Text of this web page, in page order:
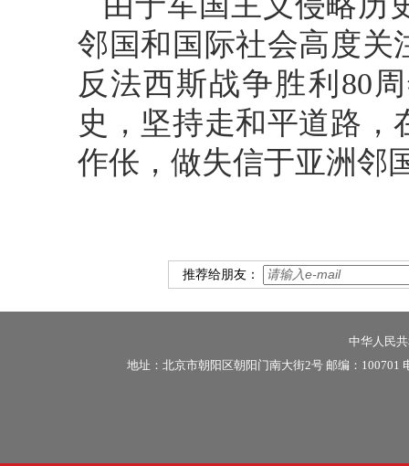
邻国和国际社会高度关
反法西斯战争胜利80
史，坚持走和平道路
作伥，做失信于亚洲邻
推荐给朋友：
中华人民
地址：北京市朝阳区朝阳门南大街2号 邮编：100701